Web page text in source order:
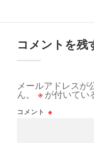
コメントを残
メールアドレスが
ん。
※ が付いてい
コメント ※